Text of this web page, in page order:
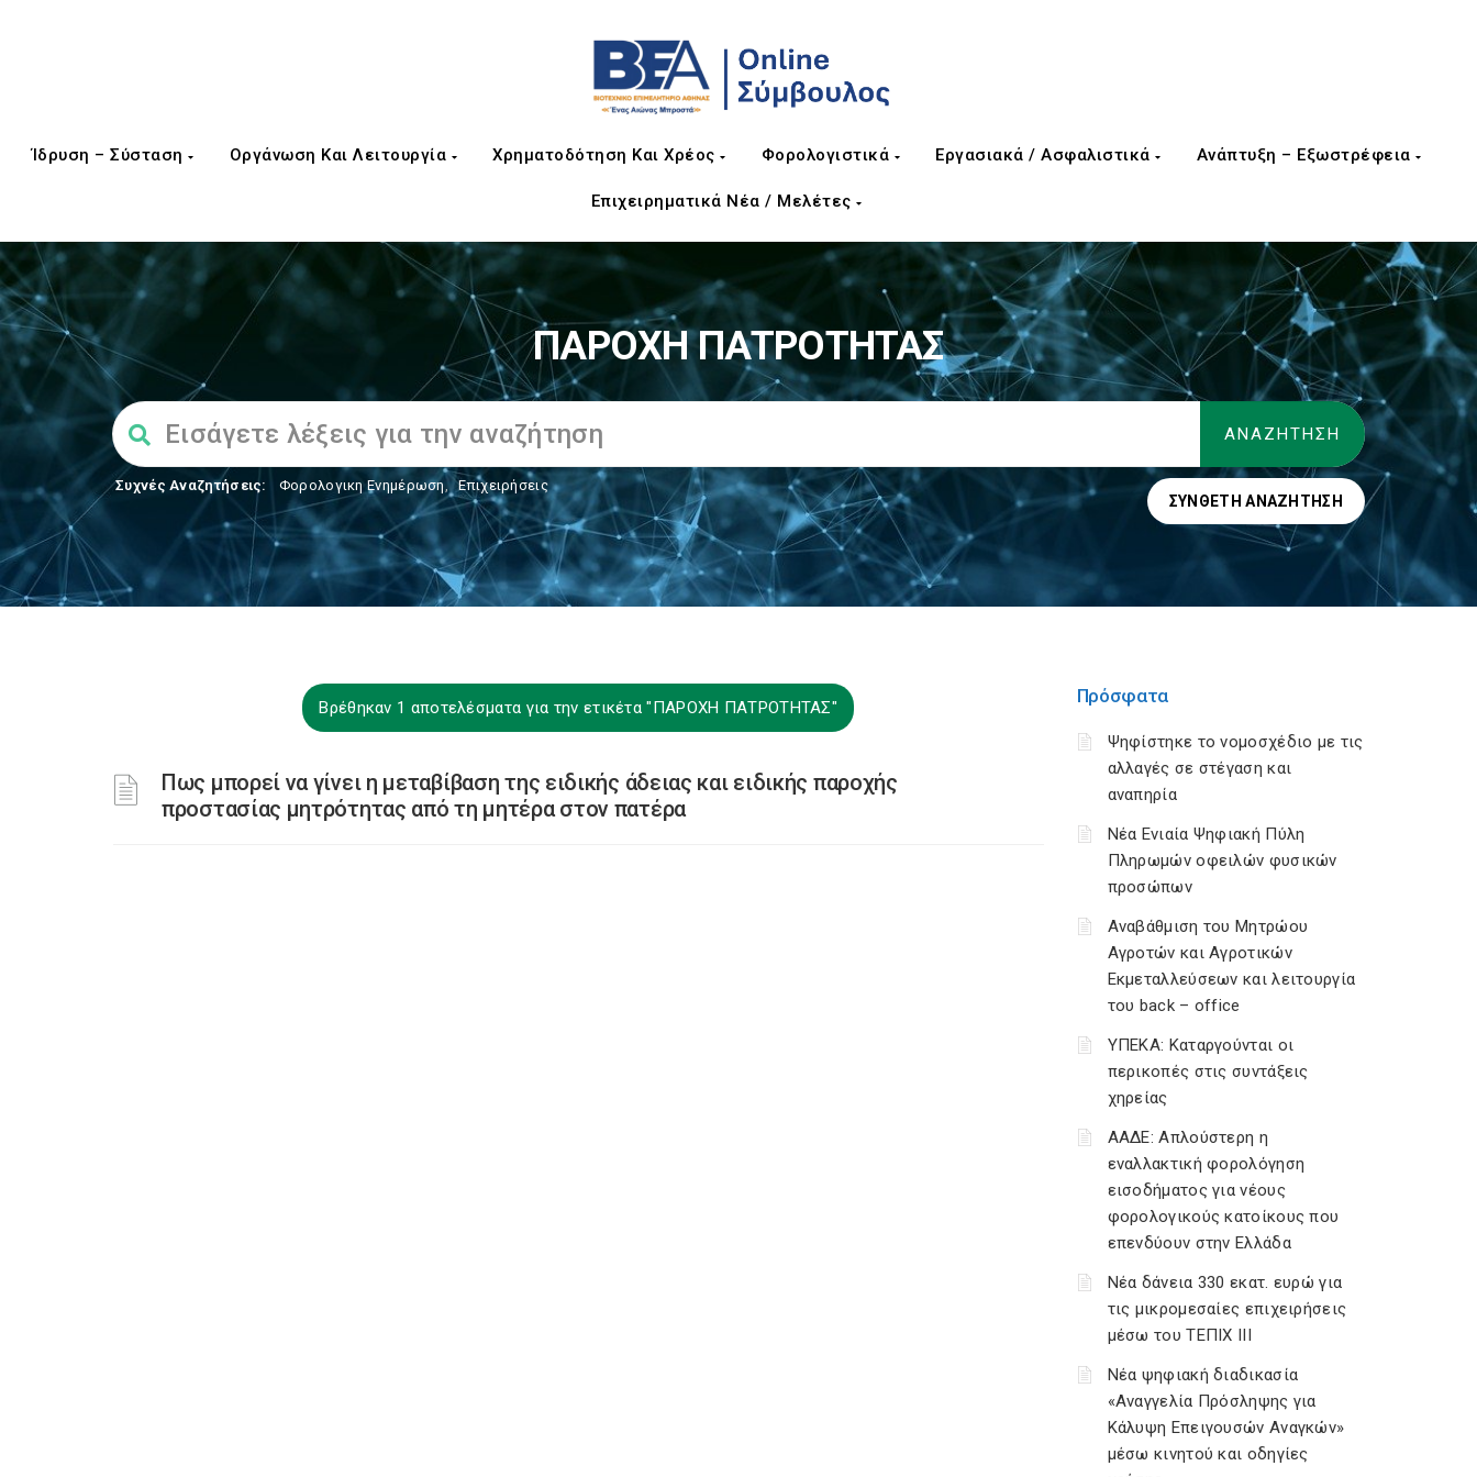
Ίδρυση – Σύσταση Οργάνωση Και Λειτουργία Χρηματοδότηση Και Χρέος Φορολογιστικά Εργασιακά / Ασφαλιστικά Ανάπτυξη – Εξωστρέφεια
Επιχειρηματικά Νέα / Μελέτες
ΠΑΡΟΧΗ ΠΑΤΡΟΤΗΤΑΣ
Συχνές Αναζητήσεις: Φορολογικη Ενημέρωση, Επιχειρήσεις
ΣΎΝΘΕΤΗ ΑΝΑΖΉΤΗΣΗ
Βρέθηκαν 1 αποτελέσματα για την ετικέτα "ΠΑΡΟΧΗ ΠΑΤΡΟΤΗΤΑΣ"
Πως μπορεί να γίνει η μεταβίβαση της ειδικής άδειας και ειδικής παροχής
προστασίας μητρότητας από τη μητέρα στον πατέρα
Πρόσφατα
Ψηφίστηκε το νομοσχέδιο με τις
αλλαγές σε στέγαση και
αναπηρία
Νέα Ενιαία Ψηφιακή Πύλη
Πληρωμών οφειλών φυσικών
προσώπων
Αναβάθμιση του Μητρώου
Αγροτών και Αγροτικών
Εκμεταλλεύσεων και λειτουργία
του back – office
ΥΠΕΚΑ: Καταργούνται οι
περικοπές στις συντάξεις
χηρείας
ΑΑΔΕ: Απλούστερη η
εναλλακτική φορολόγηση
εισοδήματος για νέους
φορολογικούς κατοίκους που
επενδύουν στην Ελλάδα
Νέα δάνεια 330 εκατ. ευρώ για
τις μικρομεσαίες επιχειρήσεις
μέσω του ΤΕΠΙΧ ΙΙΙ
Νέα ψηφιακή διαδικασία
«Αναγγελία Πρόσληψης για
Κάλυψη Επειγουσών Αναγκών»
μέσω κινητού και οδηγίες